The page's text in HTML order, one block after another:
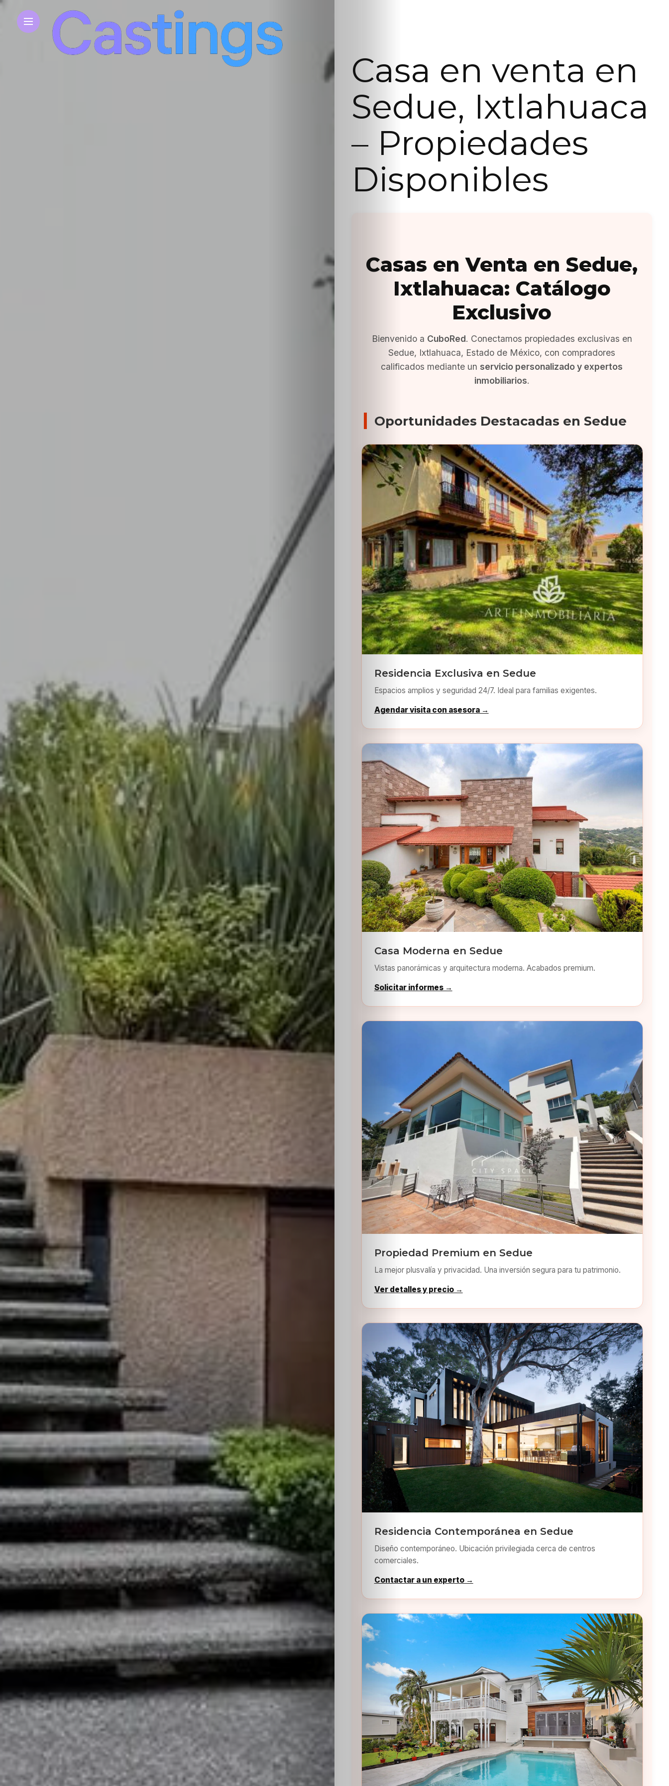
Inicio
Casting
Bershka
Casting
Sabritas
Casting
HolliKids
Contacto
Casa en venta en
Sedue, Ixtlahuaca
– Propiedades
Disponibles
Casas en Venta en Sedue,
Ixtlahuaca: Catálogo
Exclusivo
Bienvenido a CuboRed. Conectamos propiedades exclusivas en
Sedue, Ixtlahuaca, Estado de México, con compradores
calificados mediante un servicio personalizado y expertos
inmobiliarios.
Oportunidades Destacadas en Sedue
Residencia Exclusiva en Sedue
Espacios amplios y seguridad 24/7. Ideal para familias exigentes.
Agendar visita con asesora →
Casa Moderna en Sedue
Vistas panorámicas y arquitectura moderna. Acabados premium.
Solicitar informes →
Propiedad Premium en Sedue
La mejor plusvalía y privacidad. Una inversión segura para tu patrimonio.
Ver detalles y precio →
Residencia Contemporánea en Sedue
Diseño contemporáneo. Ubicación privilegiada cerca de centros
comerciales.
Contactar a un experto →